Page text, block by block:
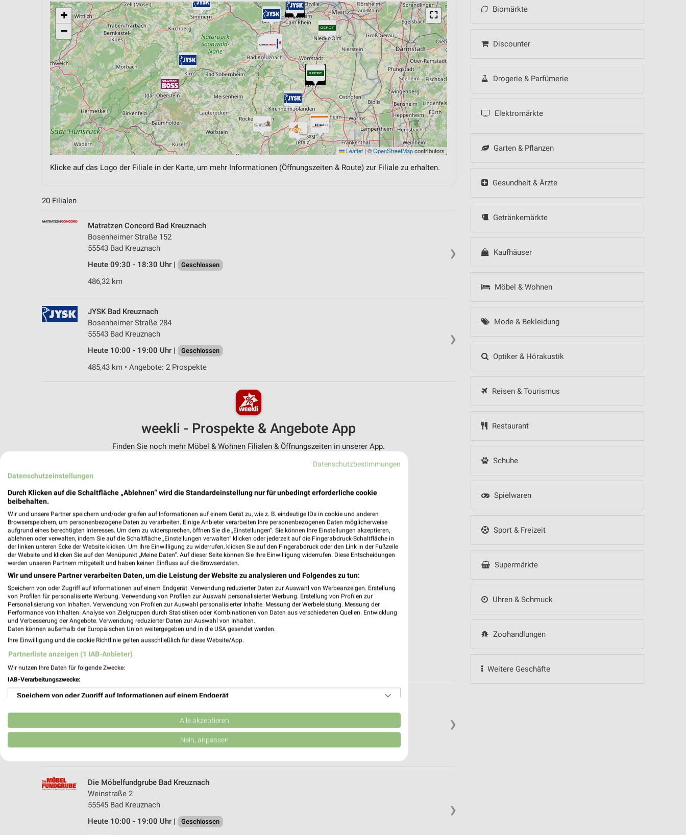
Biomärkte
Discounter
Drogerie & Parfümerie
Elektromärkte
Garten & Pflanzen
Gesundheit & Ärzte
Getränkemärkte
Kaufhäuser
Möbel & Wohnen
Mode & Bekleidung
Optiker & Hörakustik
Reisen & Tourismus
Restaurant
Schuhe
Spielwaren
Sport & Freizeit
Supermärkte
Uhren & Schmuck
Zoohandlungen
Weitere Geschäfte
⛶
+
−
Leaflet | ©OpenStreetMapcontributors
Klicke auf das Logo der Filiale in der Karte, um mehr Informationen (Öffnungszeiten & Route) zur Filiale zu erhalten.
20 Filialen
❯
Matratzen Concord Bad Kreuznach
Bosenheimer Straße 152
55543 Bad Kreuznach
Heute 09:30 - 18:30 Uhr |
Geschlossen
486,32 km
❯
JYSK Bad Kreuznach
Bosenheimer Straße 284
55543 Bad Kreuznach
Heute 10:00 - 19:00 Uhr |
Geschlossen
485,43 km • Angebote: 2 Prospekte
weekli - Prospekte & Angebote App
Finden Sie noch mehr Möbel & Wohnen Filialen & Öffnungszeiten in unserer App.
✔Push-Benachrichtigungen bei neuen Prospekten
Einkaufsliste - Einkauf stressfrei planen
Nutze weekli auch mobil – App jetzt laden oder QR-Code scannen.
❯
Depot Bad Kreuznach
Heute 10:00 - 19:00 Uhr | Geschlossen
❯
Die Möbelfundgrube Bad Kreuznach
Weinstraße 2
55545 Bad Kreuznach
Heute 10:00 - 19:00 Uhr |
Geschlossen
Datenschutzbestimmungen
Datenschutzeinstellungen
Durch Klicken auf die Schaltfläche „Ablehnen“ wird die Standardeinstellung nur für unbedingt erforderliche cookie
beibehalten.
Wir und unsere Partner speichern und/oder greifen auf Informationen auf einem Gerät zu, wie z. B. eindeutige IDs in cookie und anderen
Browserspeichern, um personenbezogene Daten zu verarbeiten. Einige Anbieter verarbeiten Ihre personenbezogenen Daten möglicherweise
aufgrund eines berechtigten Interesses. Um dem zu widersprechen, öffnen Sie die „Einstellungen“. Sie können Ihre Einstellungen akzeptieren,
ablehnen oder verwalten, indem Sie auf die Schaltfläche „Einstellungen verwalten“ klicken oder jederzeit auf die Fingerabdruck-Schaltfläche in
der linken unteren Ecke der Website klicken. Um Ihre Einwilligung zu widerrufen, klicken Sie auf den Fingerabdruck oder den Link in der Fußzeile
der Website und klicken Sie auf den Menüpunkt „Meine Daten“. Auf dieser Seite können Sie Ihre Einwilligung widerrufen. Diese Entscheidungen
werden unseren Partnern mitgeteilt und haben keinen Einfluss auf die Browserdaten.
Wir und unsere Partner verarbeiten Daten, um die Leistung der Website zu analysieren und Folgendes zu tun:
Speichern von oder Zugriff auf Informationen auf einem Endgerät. Verwendung reduzierter Daten zur Auswahl von Werbeanzeigen. Erstellung
von Profilen für personalisierte Werbung. Verwendung von Profilen zur Auswahl personalisierter Werbung. Erstellung von Profilen zur
Personalisierung von Inhalten. Verwendung von Profilen zur Auswahl personalisierter Inhalte. Messung der Werbeleistung. Messung der
Performance von Inhalten. Analyse von Zielgruppen durch Statistiken oder Kombinationen von Daten aus verschiedenen Quellen. Entwicklung
und Verbesserung der Angebote. Verwendung reduzierter Daten zur Auswahl von Inhalten.
Daten können außerhalb der Europäischen Union weitergegeben und in die USA gesendet werden.
Ihre Einwilligung und die cookie Richtlinie gelten ausschließlich für diese Website/App.
Partnerliste anzeigen (1 IAB-Anbieter)
Wir nutzen Ihre Daten für folgende Zwecke:
IAB-Verarbeitungszwecke:
Speichern von oder Zugriff auf Informationen auf einem Endgerät
Verwendung reduzierter Daten zur Auswahl von Werbeanzeigen
Erstellung von Profilen für personalisierte Werbung
Erstellung von Profilen zur Personalisierung von Inhalten
Verwendung von Profilen zur Auswahl personalisierter Inhalte
Messung der Werbeleistung
Alle akzeptieren
Nein, anpassen